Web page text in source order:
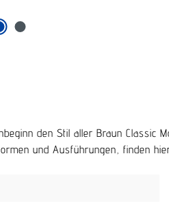
den Stil aller Braun Classic
und Ausführungen, finden